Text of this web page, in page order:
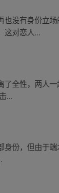
没有身份立
这对恋人...
全性，两人
...
份，但由于